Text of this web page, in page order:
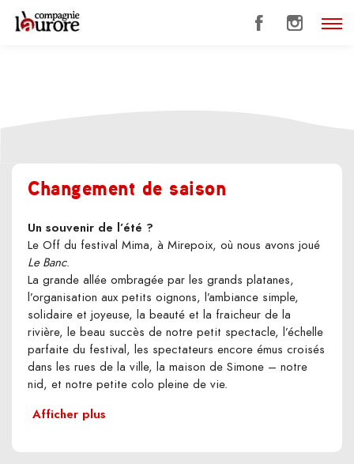
Changement de saison
Un souvenir de l’été ?
Le Off du festival Mima, à Mirepoix, où nous avons joué
Le Banc.
La grande allée ombragée par les grands platanes,
l’organisation aux petits oignons, l’ambiance simple,
solidaire et joyeuse, la beauté et la fraicheur de la
rivière, le beau succès de notre petit spectacle, l’échelle
parfaite du festival, les spectateurs encore émus croisés
dans les rues de la ville, la maison de Simone – notre
nid, et notre petite colo pleine de vie.
Afficher plus